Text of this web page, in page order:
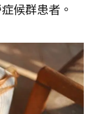
候群患者。